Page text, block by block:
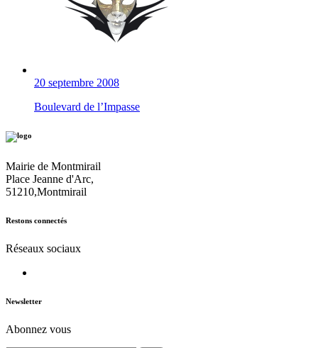
20 septembre 2008
Boulevard de l’Impasse
Mairie de Montmirail
Place Jeanne d'Arc,
51210,Montmirail
Restons connectés
Réseaux sociaux
Newsletter
Abonnez vous